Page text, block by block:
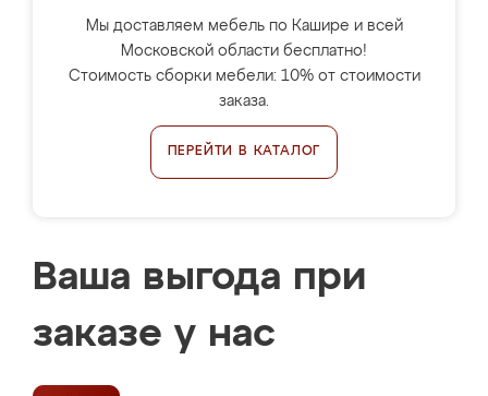
Мы доставляем мебель по Кашире и всей
Московской области бесплатно!
Стоимость сборки мебели: 10% от стоимости
заказа.
ПЕРЕЙТИ В КАТАЛОГ
Ваша выгода при
заказе у нас